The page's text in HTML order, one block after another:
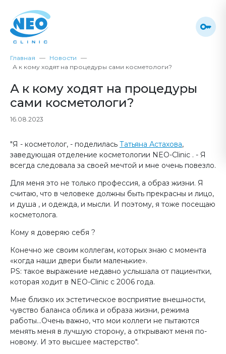
Главная
Новости
А к кому ходят на процедуры сами косметологи?
А к кому ходят на процедуры
сами косметологи?
16.08.2023
"Я - косметолог, - поделилась Татьяна Астахова,
заведующая отделение косметологии NEO-Clinic . - Я
всегда следовала за своей мечтой и мне очень повезло.
Для меня это не только профессия, а образ жизни. Я
считаю, что в человеке должны быть прекрасны и лицо,
и душа , и одежда, и мысли. И поэтому, я тоже посещаю
косметолога.
Кому я доверяю себя ?
Конечно же своим коллегам, которых знаю с момента
«когда наши двери были маленькие».
PS: такое выражение недавно услышала от пациентки,
которая ходит в NEO-Clinic с 2006 года.
Мне близко их эстетическое восприятие внешности,
чувство баланса облика и образа жизни, режима
работы…Очень важно, что мои коллеги не пытаются
менять меня в лучшую сторону, а открывают меня по-
новому. И это высшее мастерство".